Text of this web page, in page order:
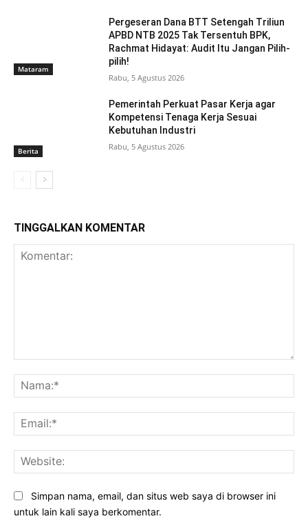
Mataram
Pergeseran Dana BTT Setengah Triliun
APBD NTB 2025 Tak Tersentuh BPK,
Rachmat Hidayat: Audit Itu Jangan Pilih-
pilih!
Rabu, 5 Agustus 2026
Berita
Pemerintah Perkuat Pasar Kerja agar
Kompetensi Tenaga Kerja Sesuai
Kebutuhan Industri
Rabu, 5 Agustus 2026
TINGGALKAN KOMENTAR
Simpan nama, email, dan situs web saya di browser ini
untuk lain kali saya berkomentar.